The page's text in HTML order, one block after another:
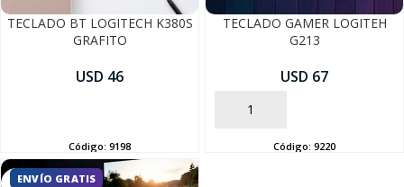
TECLADO BT LOGITECH K380S
GRAFITO
USD 46
Código: 9198
TECLADO GAMER LOGITEH
G213
USD 67
AÑADIR
Código: 9220
ENVÍO GRATIS
FINALIZÁ TU COMPRA